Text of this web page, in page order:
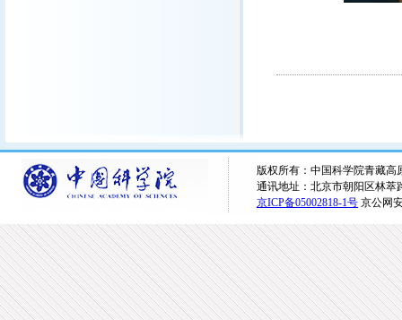
版权所有：中国科学院青藏高
通讯地址：北京市朝阳区林萃
京ICP备05002818-1号 京公网